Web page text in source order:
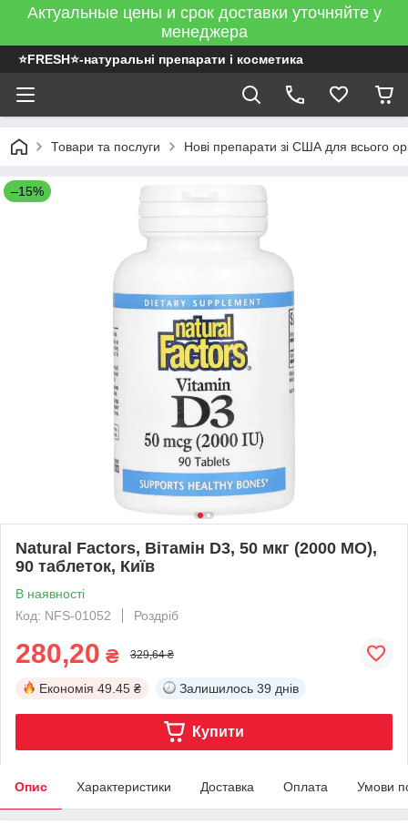
Актуальные цены и срок доставки уточняйте у
менеджера
⭐FRESH⭐-натуральні препарати і косметика
Товари та послуги Нові препарати зі США для всього
–15%
Natural Factors, Вітамін D3, 50 мкг (2000 МО),
90 таблеток, Київ
В наявності
Код: NFS-01052
Роздріб
280,20 ₴ 329,64 ₴
Економія 49.45 ₴ Залишилось 39 днів
Купити
Опис Характеристики Доставка Оплата Умови